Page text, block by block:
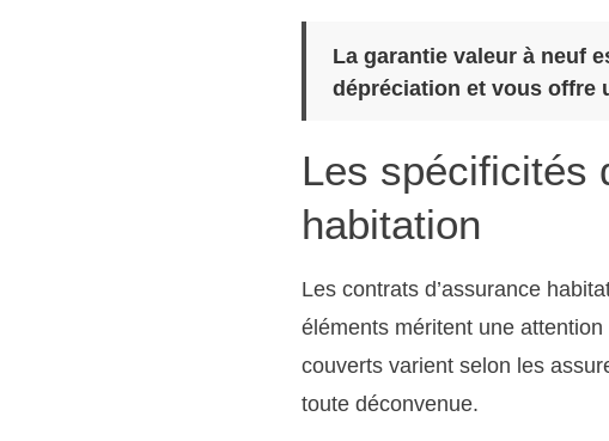
La garantie valeur à neuf
dépréciation et vous offre
Les spécificités
habitation
Les contrats d’assurance
éléments méritent une
couverts varient selon les
toute déconvenue.